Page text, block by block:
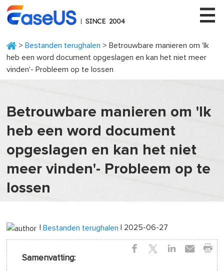
> Bestanden terughalen > Betrouwbare manieren om 'Ik
heb een word document opgeslagen en kan het niet meer
vinden'- Probleem op te lossen
Betrouwbare manieren om 'Ik
heb een word document
opgeslagen en kan het niet
meer vinden'- Probleem op te
lossen
|Bestanden terughalen | 2025-06-27
Samenvatting: